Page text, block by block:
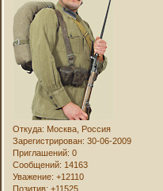
Откуда: Москва, Россия
Зарегистрирован: 30-06-2009
Приглашений: 0
Сообщений: 14163
Уважение: +12110
Позитив: +11525